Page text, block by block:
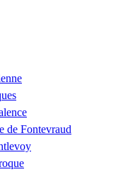
de Fontevraud